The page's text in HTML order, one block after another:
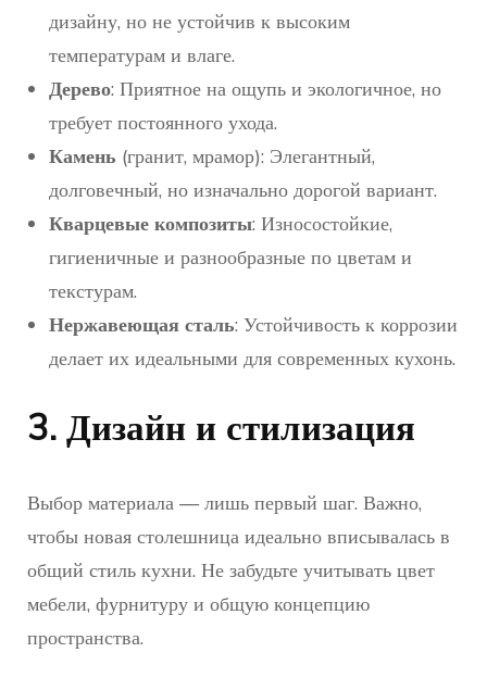
дизайну, но не устойчив к высоким
температурам и влаге.
Дерево: Приятное на ощупь и экологичное, но
требует постоянного ухода.
Камень (гранит, мрамор): Элегантный,
долговечный, но изначально дорогой вариант.
Кварцевые композиты: Износостойкие,
гигиеничные и разнообразные по цветам и
текстурам.
Нержавеющая сталь: Устойчивость к коррозии
делает их идеальными для современных кухонь.
3. Дизайн и стилизация
Выбор материала — лишь первый шаг. Важно,
чтобы новая столешница идеально вписывалась в
общий стиль кухни. Не забудьте учитывать цвет
мебели, фурнитуру и общую концепцию
пространства.